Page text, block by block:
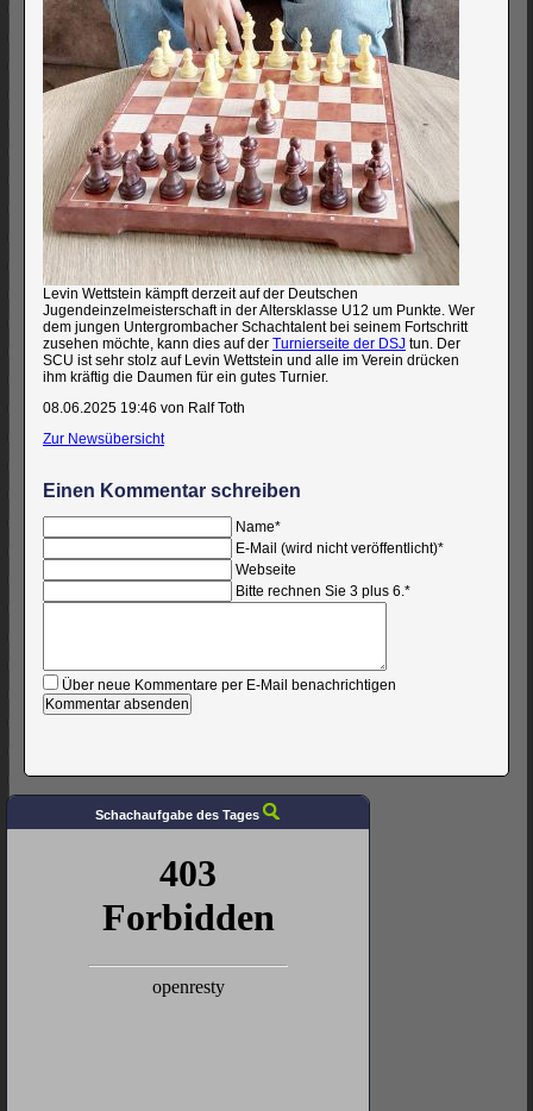
Levin Wettstein kämpft derzeit auf der Deutschen
Jugendeinzelmeisterschaft in der Altersklasse U12 um Punkte. Wer
dem jungen Untergrombacher Schachtalent bei seinem Fortschritt
zusehen möchte, kann dies auf der Turnierseite der DSJ tun. Der
SCU ist sehr stolz auf Levin Wettstein und alle im Verein drücken
ihm kräftig die Daumen für ein gutes Turnier.
08.06.2025 19:46 von Ralf Toth
Zur Newsübersicht
Einen Kommentar schreiben
Pflichtfeld
Name*
Pflichtfeld
E-Mail (wird nicht veröffentlicht)*
Webseite
Bitte rechnen Sie 3 plus 6.*
Über neue Kommentare per E-Mail benachrichtigen
Schachaufgabe des Tages